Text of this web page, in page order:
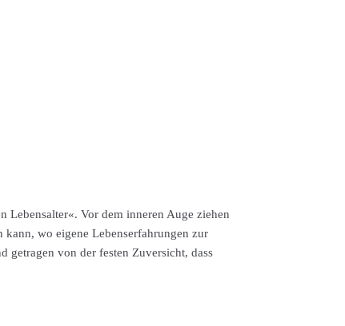
Lebensalter«. Vor dem inneren Auge ziehen
wo eigene Lebenserfahrungen zur
getragen von der festen Zuversicht, dass